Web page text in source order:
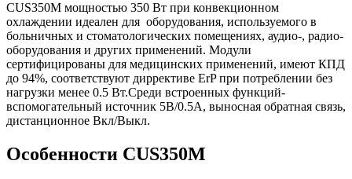
CUS350M мощностью 350 Вт при конвекционном
охлаждении идеален для оборудования, используемого в
больничных и стоматологических помещениях, аудио-, радио-
оборудования и других применений. Модули
сертифицированы для медицинских применений, имеют КПД
до 94%, соответствуют диррективе ErP при потреблении без
нагрузки менее 0.5 Вт.Среди встроенных функций-
вспомогательный источник 5В/0.5А, выносная обратная связь,
дистанционное Вкл/Выкл.
Особенности CUS350M